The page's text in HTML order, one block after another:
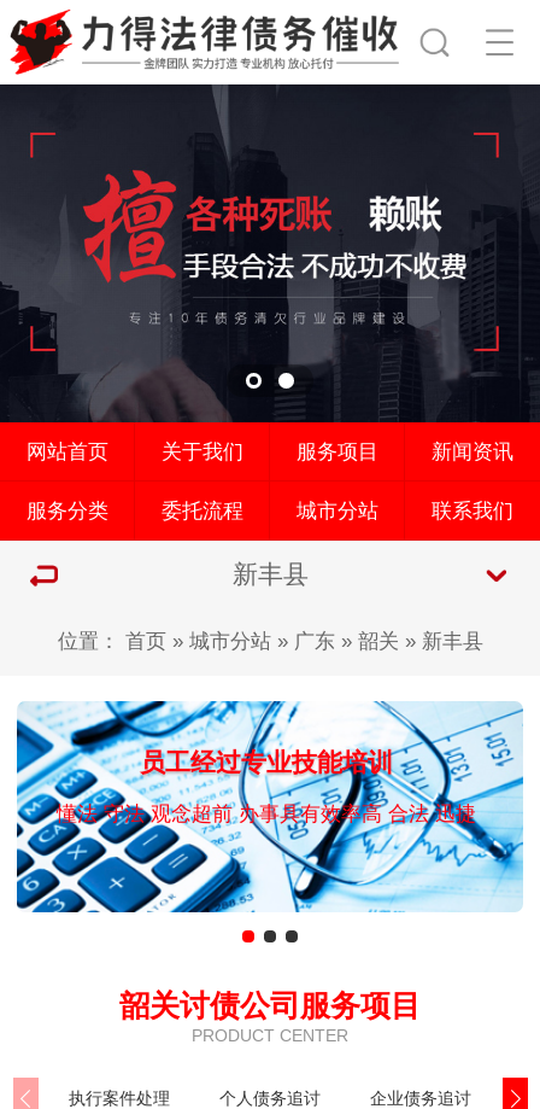
网站首页 关于我们 服务项目 新闻资讯
服务分类 委托流程 城市分站 联系我们
‌新丰县
位置： 首页» 城市分站» 广东» 韶关 » ‌新丰县
员工经过专业技能培训
懂法 守法 观念超前 办事具有效率高 合法 迅捷
韶关讨债公司服务项目
PRODUCT CENTER
执行案件处理 个人债务追讨 企业债务追讨